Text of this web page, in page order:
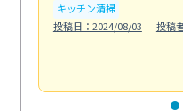
キッチン清掃
投稿日：2024/08/03
投稿